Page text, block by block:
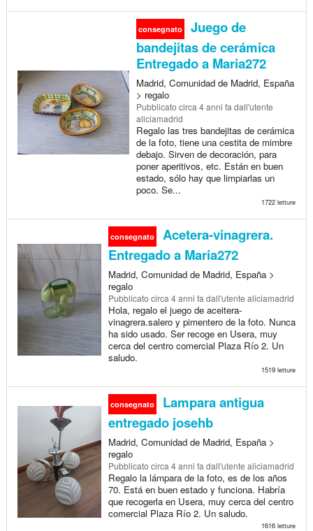
consegnato
Juego de
bandejitas de cerámica
Entregado a Maria272
Madrid, Comunidad de Madrid, España
> regalo
Pubblicato circa 4 anni fa dall'utente
aliciamadrid
Regalo las tres bandejitas de cerámica
de la foto, tiene una cestita de mimbre
debajo. Sirven de decoración, para
poner aperitivos, etc. Están en buen
estado, sólo hay que limpiarlas un
poco. Se...
1722 letture
consegnato
Acetera-vinagrera.
Entregado a Maria272
Madrid, Comunidad de Madrid, España >
regalo
Pubblicato circa 4 anni fa dall'utente aliciamadrid
Hola, regalo el juego de aceitera-
vinagrera.salero y pimentero de la foto. Nunca
ha sido usado. Ser recoge en Usera, muy
cerca del centro comercial Plaza Río 2. Un
saludo.
1519 letture
consegnato
Lampara antigua
entregado josehb
Madrid, Comunidad de Madrid, España >
regalo
Pubblicato circa 4 anni fa dall'utente aliciamadrid
Regalo la lámpara de la foto, es de los años
70. Está en buen estado y funciona. Habría
que recogerla en Usera, muy cerca del centro
comercial Plaza Río 2. Un saludo.
1616 letture